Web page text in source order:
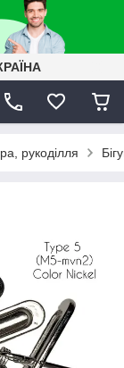
рукоділля